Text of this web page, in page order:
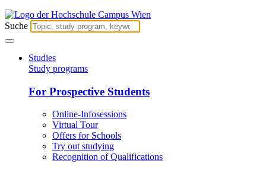
Suche
Studies
Study programs
For Prospective Students
Online-Infosessions
Virtual Tour
Offers for Schools
Try out studying
Recognition of Qualifications